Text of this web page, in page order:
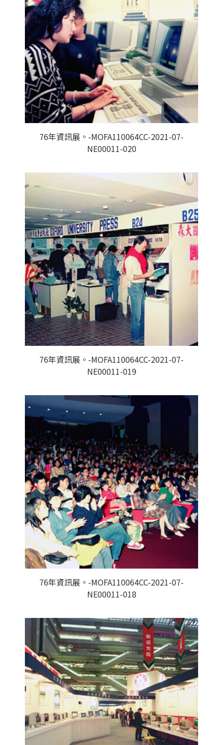
76年資訊展。-MOFA110064CC-2021-07-
NE00011-020
76年資訊展。-MOFA110064CC-2021-07-
NE00011-019
76年資訊展。-MOFA110064CC-2021-07-
NE00011-018